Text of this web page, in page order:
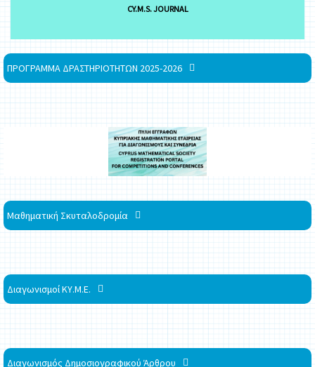
CY.M.S. JOURNAL
ΠΡΟΓΡΑΜΜΑ ΔΡΑΣΤΗΡΙΟΤΗΤΩΝ 2025-2026
Μαθηματική Σκυταλοδρομία
Διαγωνισμοί ΚΥ.Μ.Ε.
Διαγωνισμός Δημοσιογραφικού Άρθρου